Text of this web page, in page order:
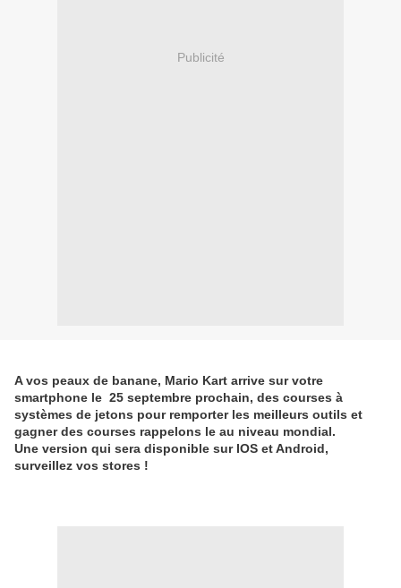
Publicité
A vos peaux de banane, Mario Kart arrive sur votre
smartphone le 25 septembre prochain, des courses à
systèmes de jetons pour remporter les meilleurs outils et
gagner des courses rappelons le au niveau mondial.
Une version qui sera disponible sur IOS et Android,
surveillez vos stores !